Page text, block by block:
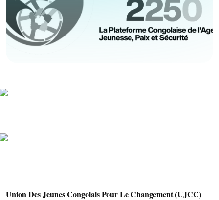
Union Des Jeunes Congolais Pour Le Changement (UJCC)